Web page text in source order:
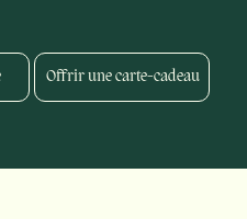
Offrir une carte-cadeau